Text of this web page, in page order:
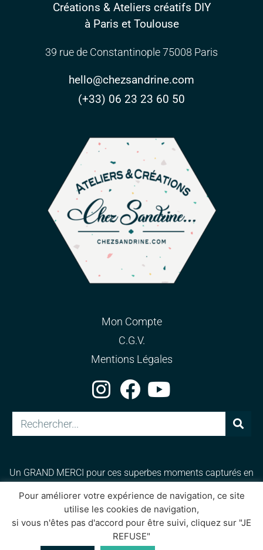
Créations & Ateliers créatifs DIY
à Paris et Toulouse
39 rue de Constantinople 75008 Paris
hello@chezsandrine.com
(+33) 06 23 23 60 50
Mon Compte
C.G.V.
Mentions Légales
Un GRAND MERCI pour ces superbes moments capturés en
et de magie. Merci pour votre talent et passion :BKTFilms
Laury Photography,Studio Cabrelli ,Bruno Lewis, Vinie Tup.
Copyright © 2025 Chez Sandrine | Site créé par
Pour améliorer votre expérience de navigation, ce site
utilise les cookies de navigation,
si vous n'êtes pas d'accord pour être suivi, cliquez sur "JE
REFUSE"